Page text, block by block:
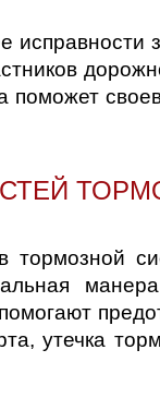
поможет
утечка